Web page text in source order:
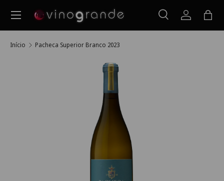
Ir para o conteúdo
Pesquisar
PesquisarIniciarSaco
Menu
Início Pacheca Superior Branco 2023